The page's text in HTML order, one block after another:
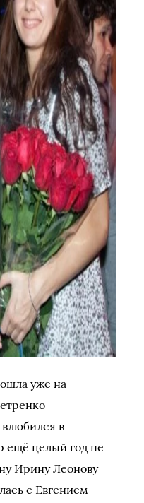
уже на
влюбился в
ещё целый год не
Ирину Леонову
с Евгением